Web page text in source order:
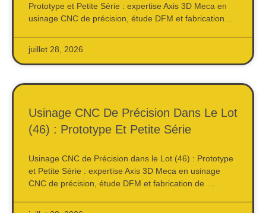
Prototype et Petite Série : expertise Axis 3D Meca en
usinage CNC de précision, étude DFM et fabrication…
juillet 28, 2026
Usinage CNC De Précision Dans Le Lot
(46) : Prototype Et Petite Série
Usinage CNC de Précision dans le Lot (46) : Prototype
et Petite Série : expertise Axis 3D Meca en usinage
CNC de précision, étude DFM et fabrication de …